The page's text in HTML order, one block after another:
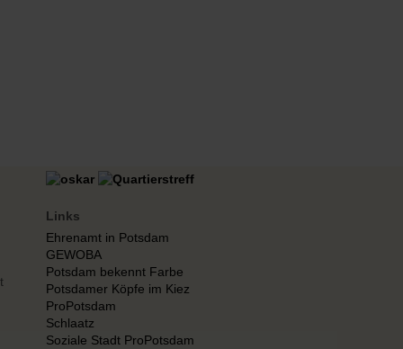
Links
Ehrenamt in Potsdam
GEWOBA
Potsdam bekennt Farbe
Potsdamer Köpfe im Kiez
ProPotsdam
Schlaatz
Soziale Stadt ProPotsdam